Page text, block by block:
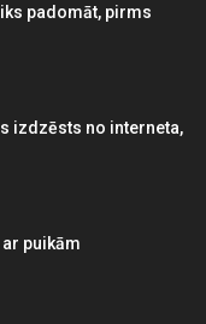
padomāt, pirms
izdzēsts no interneta,
puikām